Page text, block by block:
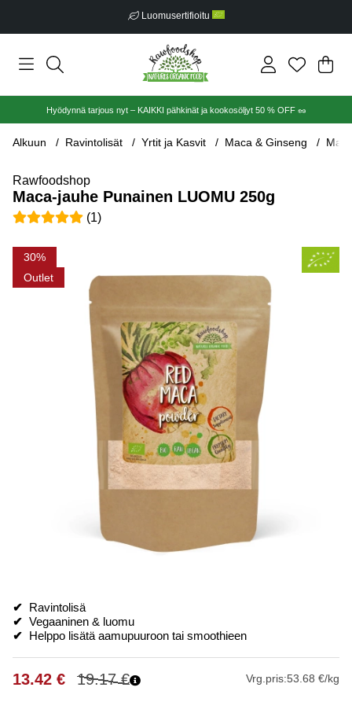
Luomusertifioitu
.
Hyödynnä tarjous nyt – KAIKKI pähkinät ja kookosöljyt 50 % OFF 🥜
Alkuun Ravintolisät Yrtit ja Kasvit Maca & Ginseng
Rawfoodshop
Maca-jauhe Punainen LUOMU 250g
Keskiarvoluokitus 5 / 5 Arvioiden määrä 1
(1)
30
Outlet
Tuotekuvat Maca-jauhe Punainen LUOMU 250g
✔ Ravintolisä
✔ Vegaaninen & luomu
✔ Helppo lisätä aamupuuroon tai smoothieen
19.17€
13.42 € Vrg.pris:53.68 €/kg